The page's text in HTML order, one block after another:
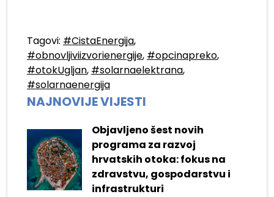
Tagovi: #CistaEnergija,
#obnovljiviizvorienergije, #opcinapreko,
#otokUgljan, #solarnaelektrana,
#solarnaenergija
NAJNOVIJE VIJESTI
Objavljeno šest novih
programa za razvoj
hrvatskih otoka: fokus na
zdravstvu, gospodarstvu i
infrastrukturi